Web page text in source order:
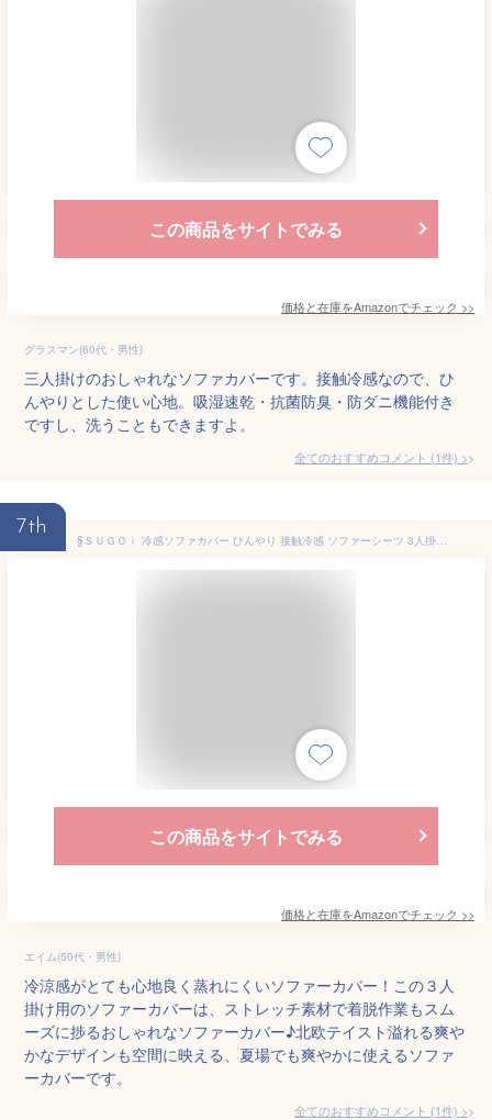
この商品をサイトでみる
価格と在庫をAmazonでチェック >>
グラスマン(60代・男性)
三人掛けのおしゃれなソファカバーです。接触冷感なので、ひ
んやりとした使い心地。吸湿速乾・抗菌防臭・防ダニ機能付き
ですし、洗うこともできますよ。
全てのおすすめコメント (1件) >
7th
§ＳＵＧＯｉ 冷感ソファカバー ひんやり 接触冷感 ソファーシーツ 3人掛け 肘付き 夏用 ソファーカバー 伸縮素材 ストレッチ 伸びる クッションカバー１枚付き おしゃれ 北欧風 ファー保護カバー 滑り止め 犬猫対策 汚れ防止 無地 吸汗速乾 防ダニ 抗菌防臭 犬猫用シート 替えカバー 洗える（ グリーン 190cm*230cm）
この商品をサイトでみる
価格と在庫をAmazonでチェック >>
エイム(50代・男性)
冷涼感がとても心地良く蒸れにくいソファーカバー！この３人
掛け用のソファーカバーは、ストレッチ素材で着脱作業もスム
ーズに捗るおしゃれなソファーカバー♪北欧テイスト溢れる爽や
かなデザインも空間に映える、夏場でも爽やかに使えるソファ
ーカバーです。
全てのおすすめコメント (1件) >